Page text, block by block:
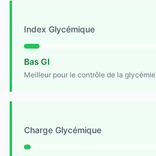
Index Glycémique
Bas GI
Meilleur pour le contrôle de la glycémie
Charge Glycémique